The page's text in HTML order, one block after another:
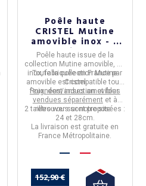
Poêle haute
CRISTEL Mutine
amovible inox - 2
tailles
Poêle hauteissue de la
collection Mutine amovible, en
inox, fabriquée enFrancepar
Cristel
Toute la collectionMutine
amovible estcompatible tous
feux, dont induction et four.
Poignées/anses amovibles
vendues séparément et à
retrouver sur notre site.
2 tailles vous sont proposées :
24 et 28cm.
La livraison est gratuite en
France Métropolitaine.
152,90 €